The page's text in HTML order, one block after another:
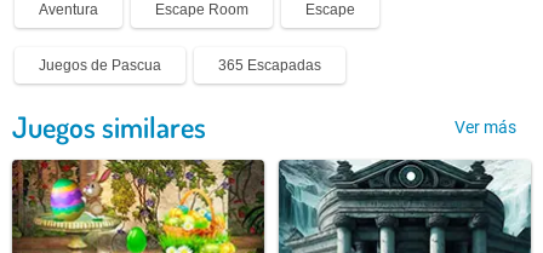
Aventura Escape Room Escape
Juegos de Pascua 365 Escapadas
Juegos similares Ver más